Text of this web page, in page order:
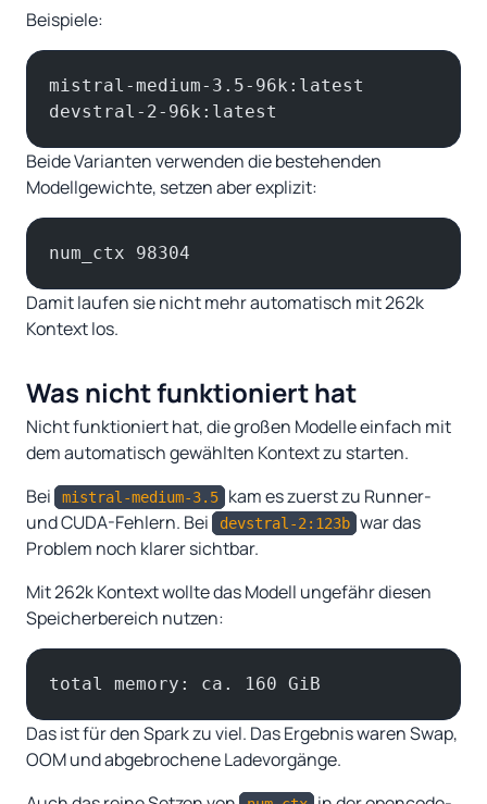
Beispiele:
mistral-medium-3.5-96k:latest
devstral-2-96k:latest
Beide Varianten verwenden die bestehenden
Modellgewichte, setzen aber explizit:
num_ctx 98304
Damit laufen sie nicht mehr automatisch mit 262k
Kontext los.
Was nicht funktioniert hat
Nicht funktioniert hat, die großen Modelle einfach mit
dem automatisch gewählten Kontext zu starten.
Bei
mistral-medium-3.5
kam es zuerst zu Runner-
und CUDA-Fehlern. Bei
devstral-2:123b war das
Problem noch klarer sichtbar.
Mit 262k Kontext wollte das Modell ungefähr diesen
Speicherbereich nutzen:
total memory: ca. 160 GiB
Das ist für den Spark zu viel. Das Ergebnis waren Swap,
OOM und abgebrochene Ladevorgänge.